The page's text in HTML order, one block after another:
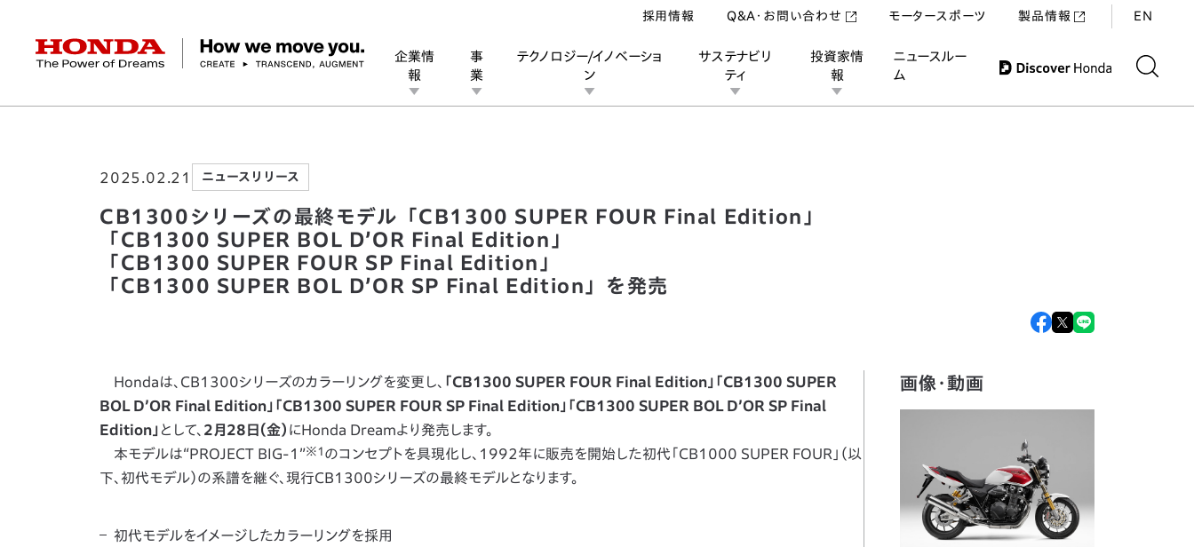
HONDA The Power of Dreams
企業情
報
経営方針 会社概要 ヒストリー
事
業
パワープロダクツ マリン
テクノロジー/イノベーショ
ン
デザイン オープンイノベーション
サステナビリ
ティ
Honda Report 環境 社会
投資家情
報
財務・業績情報 株式・債券情報
ニュースルー
ム
採用情報 Q&A・お問い合わせ モータースポーツ 製品情報 EN
CB1300シリーズの最終モデル「CB1300 SUPER FOUR Final Edition」「CB1300 SUPER BOL D’OR Final Edition」「CB1300 SUPER FOUR SP Final
2025.02.21 ニュースリリース
CB1300シリーズの最終モデル「CB1300 SUPER FOUR Final Edition」
「CB1300 SUPER BOL D’OR Final Edition」
「CB1300 SUPER FOUR SP Final Edition」
「CB1300 SUPER BOL D’OR SP Final Edition」を発売
Hondaは、CB1300シリーズのカラーリングを変更し、 「CB1300 SUPER FOUR Final Edition」「CB1300 SUPER
BOL D’OR Final Edition」「CB1300 SUPER FOUR SP Final Edition」「CB1300 SUPER BOL D’OR SP Final
Edition」 として、 2月28日（金） にHonda Dreamより発売します。
本モデルは“PROJECT BIG-1”※1 のコンセプトを具現化し、1992年に販売を開始した初代「CB1000 SUPER FOUR」（以
下、初代モデル）の系譜を継ぐ、現行CB1300シリーズの最終モデルとなります。
初代モデルをイメージしたカラーリングを採用
画像・動画